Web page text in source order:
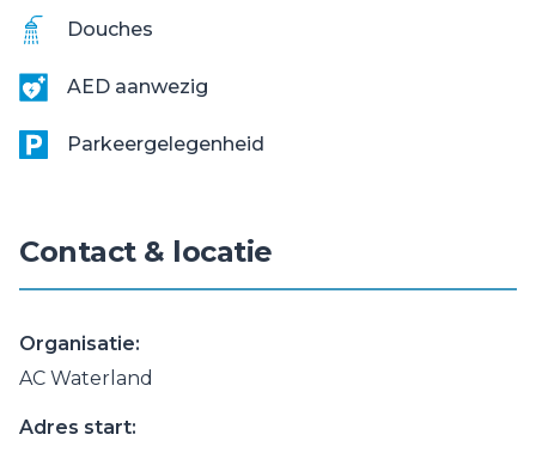
Douches
AED aanwezig
Parkeergelegenheid
Contact & locatie
Organisatie:
AC Waterland
Adres start: